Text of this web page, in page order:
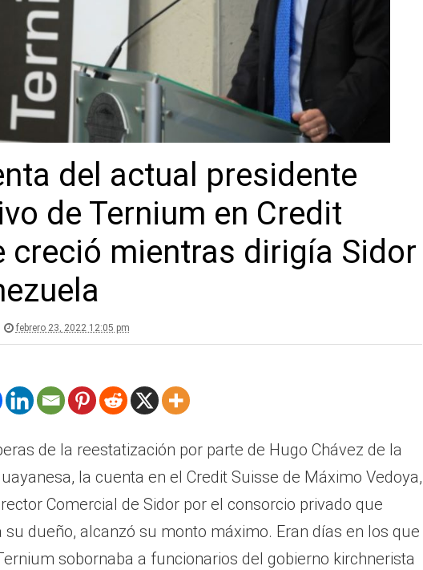
del actual presidente
de Ternium en Credit
creció mientras dirigía Sidor
febrero 23, 2022 12:05 pm
de la reestatización por parte de Hugo Chávez de la
la cuenta en el Credit Suisse de Máximo Vedoya,
Comercial de Sidor por el consorcio privado que
su dueño, alcanzó su monto máximo. Eran días en los que
sobornaba a funcionarios del gobierno kirchnerista